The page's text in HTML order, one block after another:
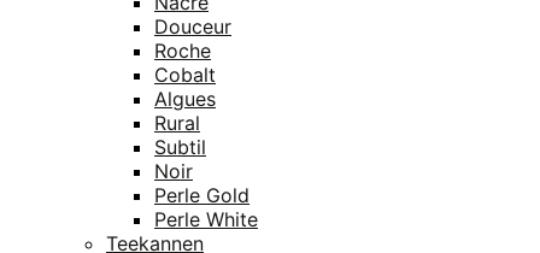
Douceur
Roche
Cobalt
Algues
Rural
Subtil
Noir
Perle Gold
Perle White
Teekannen